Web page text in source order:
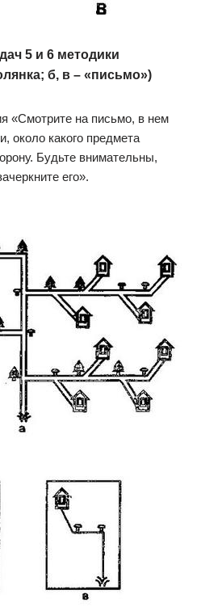
5 и 6 методики
б, в – «письмо»)
«Смотрите на письмо, в нем
около какого предмета
Будьте внимательны,
его».